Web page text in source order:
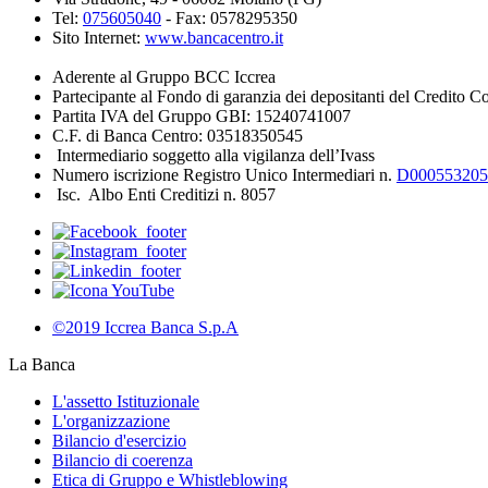
Tel: 075605040 - Fax: 0578295350
Sito Internet: www.bancacentro.it
Aderente al Gruppo BCC Iccrea
Partecipante al Fondo di garanzia dei depositanti del Credito
Partita IVA del Gruppo GBI: 15240741007
C.F. di Banca Centro: 03518350545
Intermediario soggetto alla vigilanza dell’Ivass
Numero iscrizione Registro Unico Intermediari n. D000553205
Isc. Albo Enti Creditizi n. 8057
©2019 Iccrea Banca S.p.A
La Banca
L'assetto Istituzionale
L'organizzazione
Bilancio d'esercizio
Bilancio di coerenza
Etica di Gruppo e Whistleblowing